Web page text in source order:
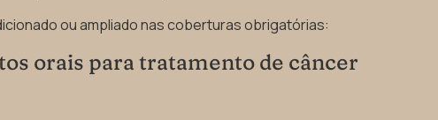
ou ampliado nas coberturas obrigatórias:
orais para tratamento de câncer